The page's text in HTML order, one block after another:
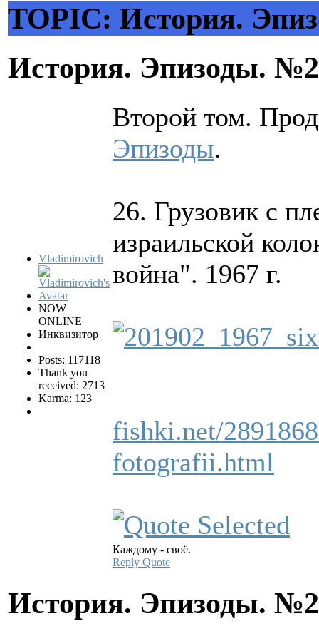
TOPIC: История.
История. Эпизоды.
Vladimirovich
NOW
ONLINE
Инквизитор
Posts: 117118
Thank you
received: 2713
Karma: 123
Второй том.
Эпизоды.
26. Грузовик с
израильской
война". 1967 г.
fishki.net/
fotografii.html
Каждому - своё.
Reply Quote
История. Эпизоды.